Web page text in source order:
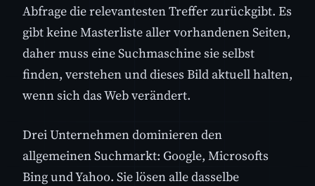
Abfrage die relevantesten Treffer zurückgibt. Es
gibt keine Masterliste aller vorhandenen Seiten,
daher muss eine Suchmaschine sie selbst
finden, verstehen und dieses Bild aktuell halten,
wenn sich das Web verändert.
Drei Unternehmen dominieren den
allgemeinen Suchmarkt: Google, Microsofts
Bing und Yahoo. Sie lösen alle dasselbe